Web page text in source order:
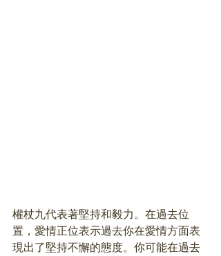
權杖九代表著堅持和毅力。在過去位
置，愛情正位表示過去你在愛情方面表
現出了堅持不懈的態度。你可能在過去